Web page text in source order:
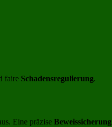
faire Schadensregulierung.
Eine präzise Beweissicherung